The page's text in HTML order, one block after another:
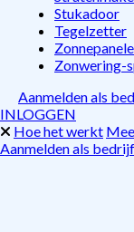
Stukadoor
Tegelzetter
Zonwering-
Aanmelden als
INLOGGEN
Hoe het werkt
Aanmelden als bedrijf